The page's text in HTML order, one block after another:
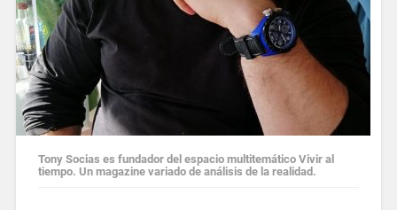
Tony Socias es fundador del espacio multitemático Vivir al
tiempo. Un magazine variado de análisis de la realidad.